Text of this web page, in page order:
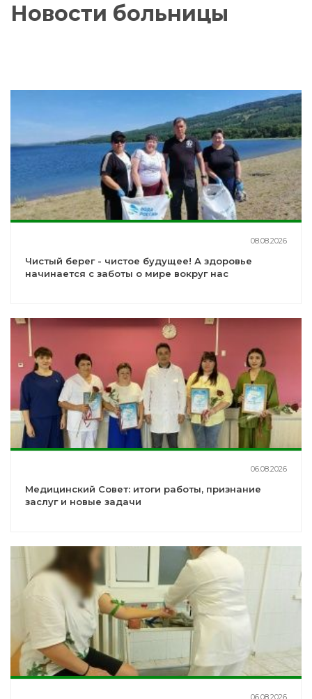
Новости больницы
08.08.2026
Чистый берег - чистое будущее! А здоровье
начинается с заботы о мире вокруг нас
06.08.2026
Медицинский Совет: итоги работы, признание
заслуг и новые задачи